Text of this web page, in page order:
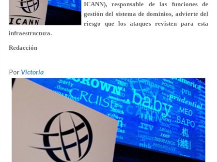
ICANN), responsable de las funciones de
gestión del sistema de dominios, advierte del
riesgo que los ataques revisten para esta
infraestructura.
Redacción
Por Victoria